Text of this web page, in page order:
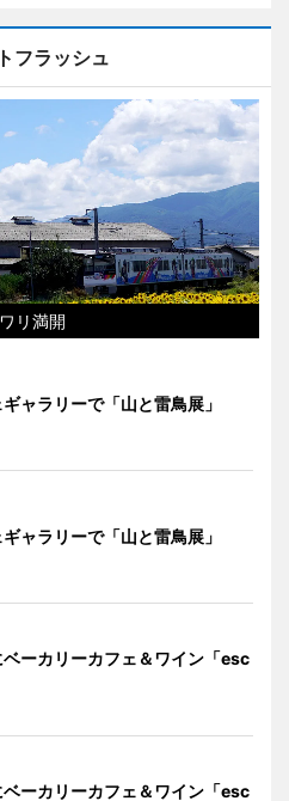
フラッシュ
リ満開
ャラリーで「山と雷鳥展」
ャラリーで「山と雷鳥展」
ーカリーカフェ＆ワイン「esc
ーカリーカフェ＆ワイン「esc